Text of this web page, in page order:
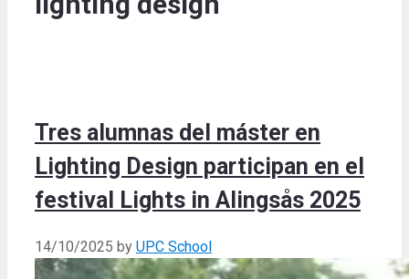
Tres alumnas del máster en
Lighting Design participan en el
festival Lights in Alingsås 2025
14/10/2025 by UPC School